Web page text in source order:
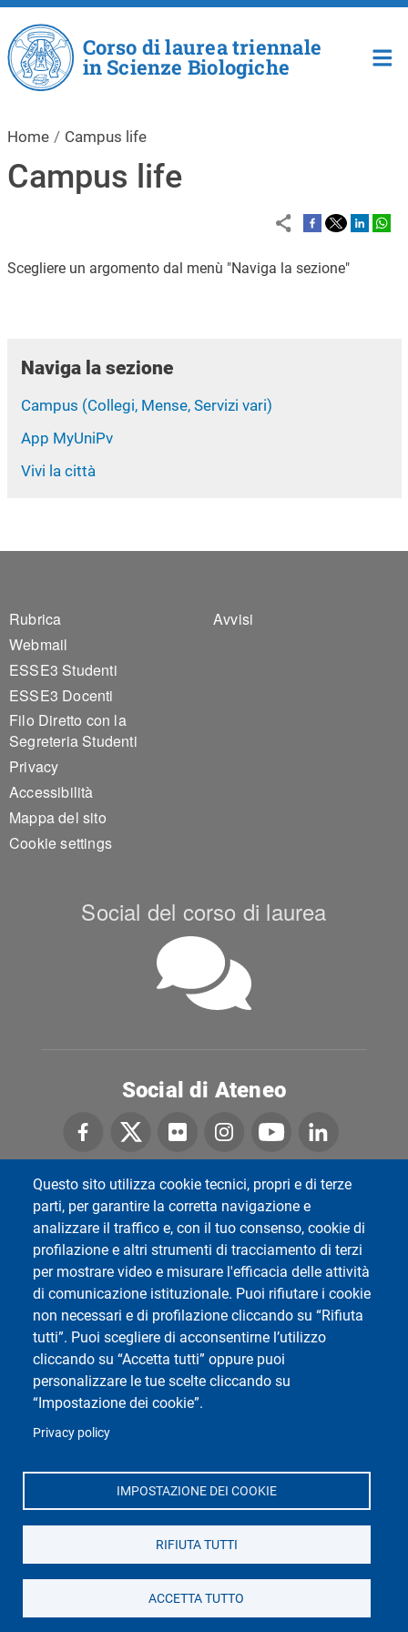
Salta al contenuto principale
Questo sito utilizza cookie tecnici, propri e di terze
parti, per garantire la corretta navigazione e
analizzare il traffico e, con il tuo consenso, cookie di
profilazione e altri strumenti di tracciamento di terzi
per mostrare video e misurare l'efficacia delle attività
di comunicazione istituzionale. Puoi rifiutare i cookie
non necessari e di profilazione cliccando su “Rifiuta
tutti”. Puoi scegliere di acconsentirne l’utilizzo
cliccando su “Accetta tutti” oppure puoi
personalizzare le tue scelte cliccando su
“Impostazione dei cookie”.
Privacy policy
IMPOSTAZIONE DEI COOKIE
RIFIUTA TUTTI
ACCETTA TUTTO
Corso di laurea triennale
in Scienze Biologiche
Home Campus life
Campus life
Scegliere un argomento dal menù "Naviga la sezione"
Naviga la sezione
Campus (Collegi, Mense, Servizi vari)
App MyUniPv
Vivi la città
Footer 1
Rubrica
Webmail
ESSE3 Studenti
ESSE3 Docenti
Filo Diretto con la
Segreteria Studenti
Privacy
Accessibilità
Mappa del sito
Cookie settings
Footer 2
Avvisi
Social del corso di laurea
Università di Pavia
Dipartimento di Biologia e Biotecnologie "L.
Spallanzani"
Via Adolfo Ferrata, 9, 27100 Pavia PV
Social di Ateneo